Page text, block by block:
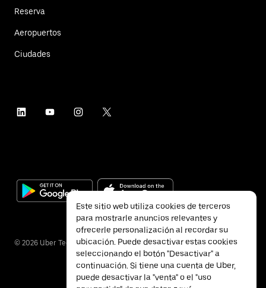
Reserva
Aeropuertos
Ciudades
© 2026 Uber Technologies Inc.
Este sitio web utiliza cookies de terceros
para mostrarle anuncios relevantes y
ofrecerle personalización al recordar su
ubicación. Puede desactivar estas cookies
seleccionando el botón "Desactivar" a
continuación. Si tiene una cuenta de Uber,
puede desactivar la "venta" o el "uso